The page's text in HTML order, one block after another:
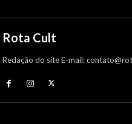
Rota Cult
Redação do site E-mail: